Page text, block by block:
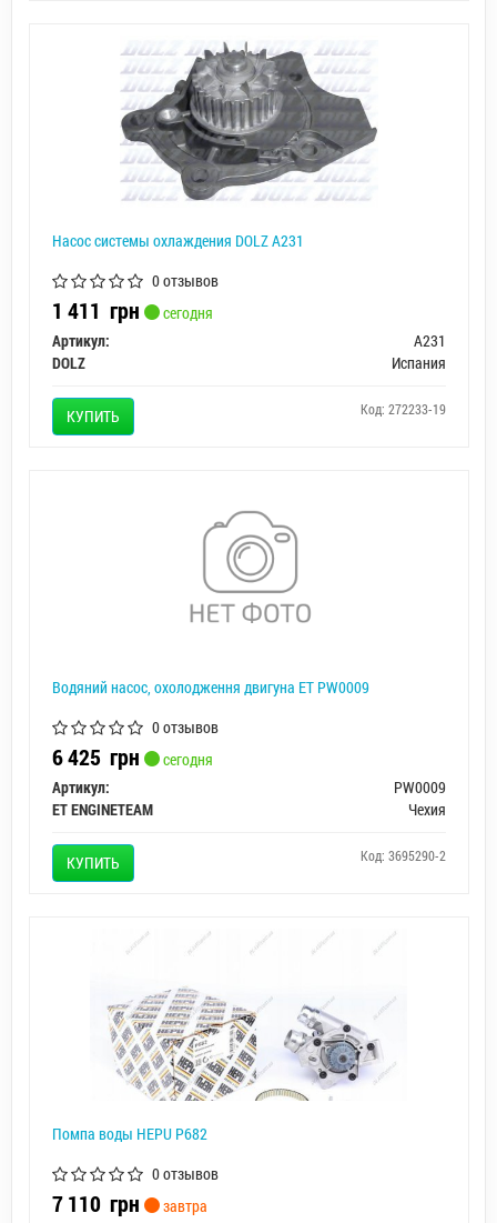
Насос системы охлаждения DOLZ A231
0 отзывов
1 411 грн
сегодня
Артикул:
A231
DOLZ
Испания
КУПИТЬ Код: 272233-19
Водяний насос, охолодження двигуна ET PW0009
0 отзывов
6 425 грн
сегодня
Артикул:
PW0009
ET ENGINETEAM
Чехия
КУПИТЬ Код: 3695290-2
Помпа воды HEPU P682
0 отзывов
7 110 грн завтра